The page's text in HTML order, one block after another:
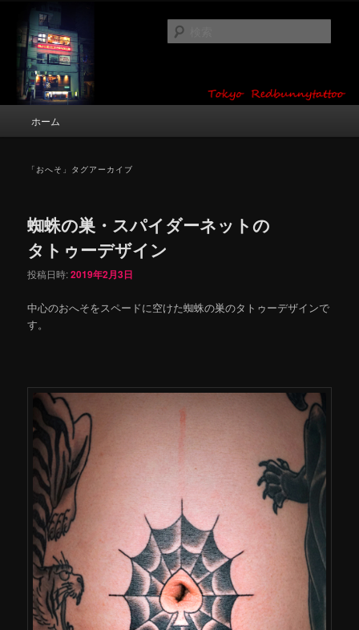
ン
ツ
東京 タトゥースタジオ 吉祥寺 Red
Bunny Tattoo タトゥーデザイン・タ
トゥー画像
タトゥーデザイン・画像の紹介（和彫り・ワンポイント・girl tattoo）
ホーム
「おへそ 」タグアーカイブ
蜘蛛の巣・スパイダーネットの
タトゥーデザイン
投稿日時:2019年2月3日
中心のおへそをスペードに空けた蜘蛛の巣のタトゥーデザインで
す。